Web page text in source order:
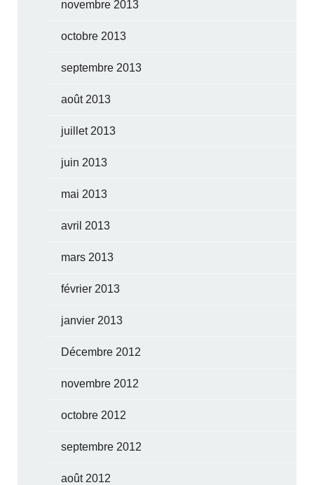
novembre 2013
octobre 2013
septembre 2013
août 2013
juillet 2013
juin 2013
mai 2013
avril 2013
mars 2013
février 2013
janvier 2013
Décembre 2012
novembre 2012
octobre 2012
septembre 2012
août 2012